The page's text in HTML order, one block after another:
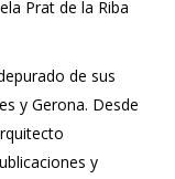
Prat de la Riba
de sus
y Gerona. Desde
y